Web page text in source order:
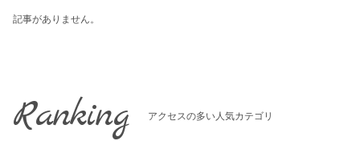
記事がありません。
Ranking アクセスの多い人気カテゴリ